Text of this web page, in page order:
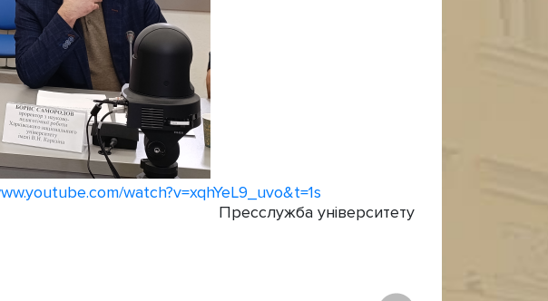
watch?v=xqhYeL9_uvo&t=1s
Пресслужба університету